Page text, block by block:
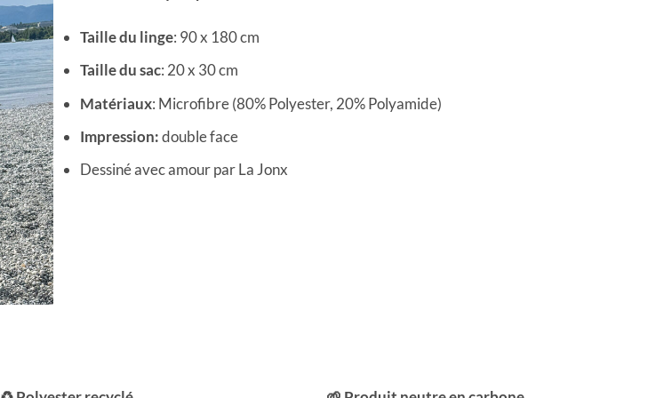
Taille du linge: 90 x 180 cm
Taille du sac: 20 x 30 cm
Matériaux: Microfibre (80% Polyester, 20% Polyamide)
Impression:double face
Dessiné avec amour par La Jonx